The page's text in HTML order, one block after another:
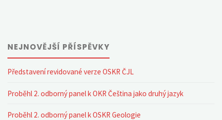
NEJNOVĚJŠÍ PŘÍSPĚVKY
Představení revidované verze OSKR ČJL
Proběhl 2. odborný panel k OKR Čeština jako druhý jazyk
Proběhl 2. odborný panel k OSKR Geologie